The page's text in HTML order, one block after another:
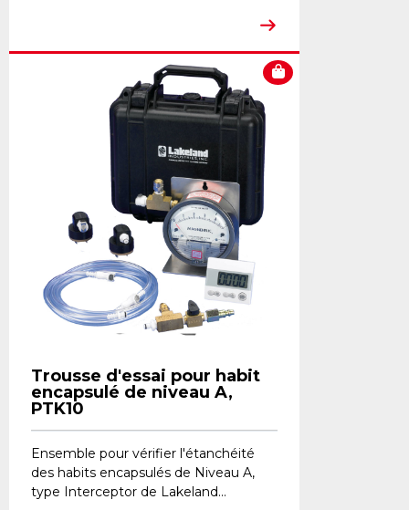
Trousse d'essai pour habit
encapsulé de niveau A,
PTK10
Ensemble pour vérifier l'étanchéité
des habits encapsulés de Niveau A,
type Interceptor de Lakeland...